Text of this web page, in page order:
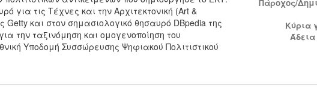
για τις Τέχνες και την Αρχιτεκτονική (Art &
Getty και στον σημασιολογικό θησαυρό DBpedia της
την ταξινόμηση και ομογενοποίηση του
Υποδομή Συσσώρευσης Ψηφιακού Πολιτιστικού
Πάροχος/
Κύρια